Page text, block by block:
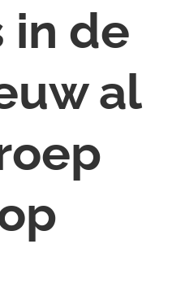
in de
al